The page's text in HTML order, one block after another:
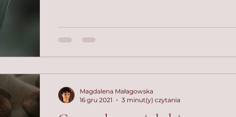
Magdalena Małagowska
16 gru 2021
3 minut(y) czytania